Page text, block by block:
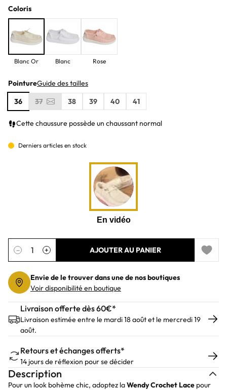
Coloris
Blanc Or Blanc Rose
PointureGuide des tailles
36
37 38 39 40 41
Cette chaussure possède un chaussant normal
Derniers articles en stock
Quantité
− + AJOUTER AU PANIER
Add to
Envie de le trouver dans une de nos boutiques
Voir disponibilité en boutique
Livraison offerte dès 60€*
Livraison estimée entre le mardi 18 août et le mercredi 19
août.
Retours et échanges offerts*
14 jours de réflexion pour se décider
Description
Pour un look bohème chic, adoptez laWendyCrochet Lace pour